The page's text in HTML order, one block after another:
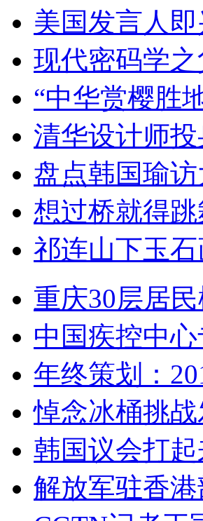
美国发言人
现代密码学
“中华赏樱胜
清华设计师
盘点韩国瑜
想过桥就得
祁连山下玉
重庆30层居
中国疾控中
年终策划：
悼念冰桶挑
韩国议会打
解放军驻香